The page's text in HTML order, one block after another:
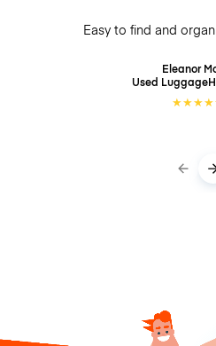
Easy to find and
Eleanor
Used
★★★★